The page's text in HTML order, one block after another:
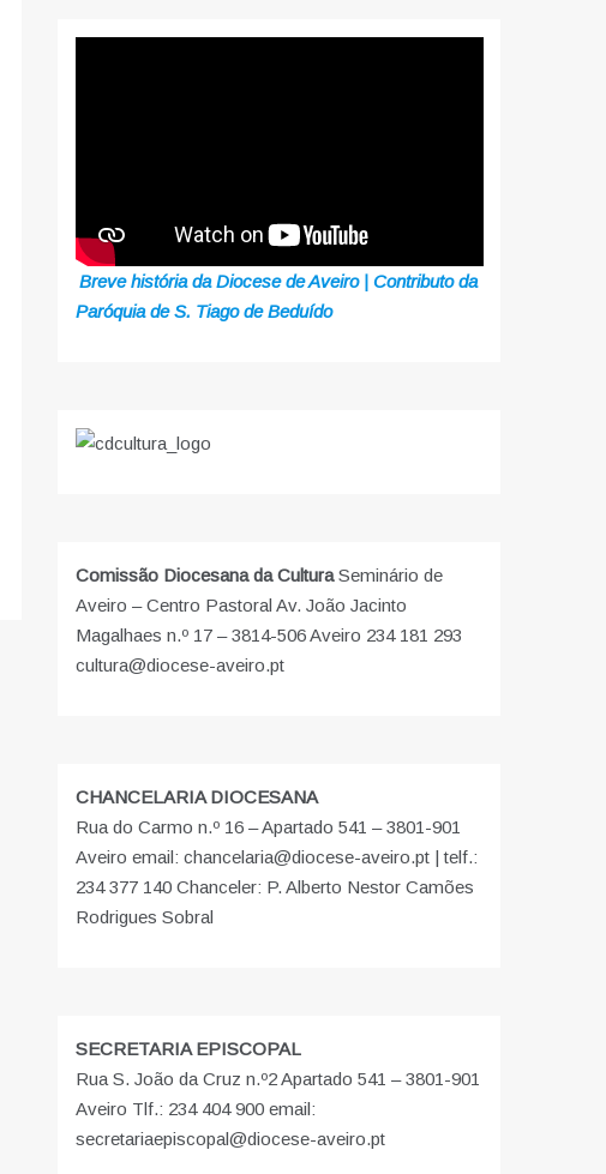
Breve história da Diocese de Aveiro | Contributo da
Paróquia de S. Tiago de Beduído
Comissão Diocesana da CulturaSeminário de
Aveiro – Centro Pastoral Av. João Jacinto
Magalhaes n.º 17 – 3814-506 Aveiro 234 181 293
cultura@diocese-aveiro.pt
CHANCELARIA DIOCESANA
Rua do Carmo n.º 16 – Apartado 541 – 3801-901
Aveiro email: chancelaria@diocese-aveiro.pt | telf.:
234 377 140 Chanceler: P. Alberto Nestor Camões
Rodrigues Sobral
SECRETARIA EPISCOPAL
Rua S. João da Cruz n.º2 Apartado 541 – 3801-901
Aveiro Tlf.: 234 404 900 email:
secretariaepiscopal@diocese-aveiro.pt